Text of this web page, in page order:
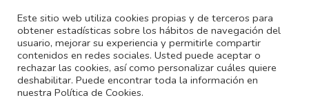
FORMULARIO SEPA PARA DESCARGAR
Contacta con Nosotros
Contacto
Este sitio web utiliza cookies propias y de terceros para
obtener estadísticas sobre los hábitos de navegación del
usuario, mejorar su experiencia y permitirle compartir
contenidos en redes sociales. Usted puede aceptar o
rechazar las cookies, así como personalizar cuáles quiere
deshabilitar. Puede encontrar toda la información en
nuestra Política de Cookies.